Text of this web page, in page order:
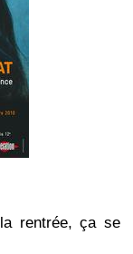
rentrée, ça se